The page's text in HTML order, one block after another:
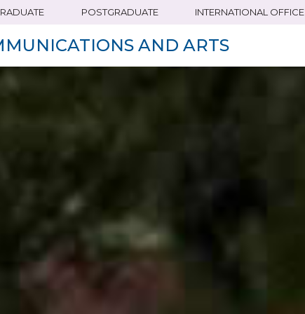
POSTGRADUATE INTERNATIONAL OFFICE
AND ARTS